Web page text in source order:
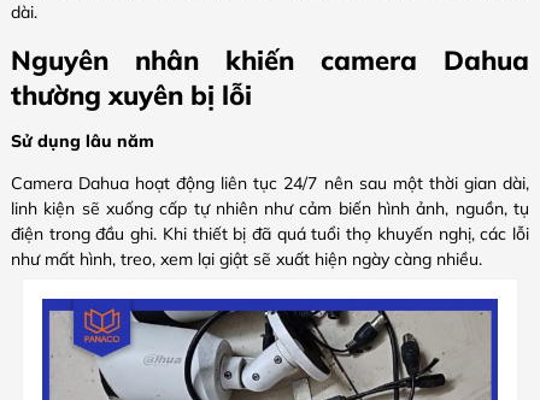
dài.
Nguyên nhân khiến camera Dahua
thường xuyên bị lỗi
Sử dụng lâu năm
Camera Dahua hoạt động liên tục 24/7 nên sau một thời gian dài,
linh kiện sẽ xuống cấp tự nhiên như cảm biến hình ảnh, nguồn, tụ
điện trong đầu ghi. Khi thiết bị đã quá tuổi thọ khuyến nghị, các lỗi
như mất hình, treo, xem lại giật sẽ xuất hiện ngày càng nhiều.